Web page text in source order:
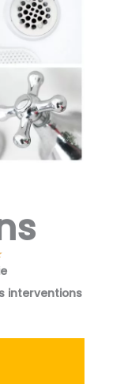
o
s
interventions